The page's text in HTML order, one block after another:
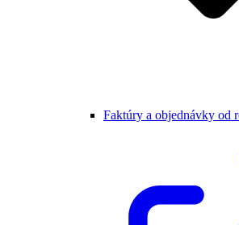
Faktúry a objednávky od